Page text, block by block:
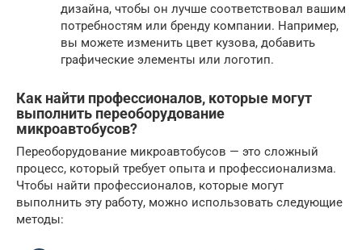
дизайна, чтобы он лучше соответствовал вашим
потребностям или бренду компании. Например,
вы можете изменить цвет кузова, добавить
графические элементы или логотип.
Как найти профессионалов, которые могут
выполнить переоборудование
микроавтобусов?
Переоборудование микроавтобусов — это сложный
процесс, который требует опыта и профессионализма.
Чтобы найти профессионалов, которые могут
выполнить эту работу, можно использовать следующие
методы: